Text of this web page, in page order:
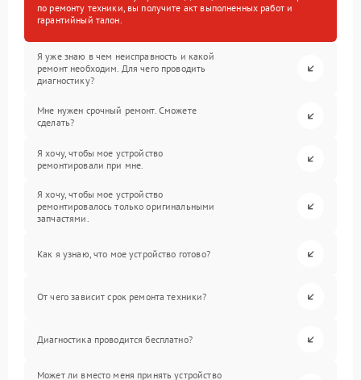
по ремонту техники, вы получите акт выполненных работ и
гарантийный талон.
Я уже знаю в чем неисправность и какой
ремонт необходим. Для чего проводить
диагностику?
Мне нужен срочный ремонт. Сможете
сделать?
Я хочу, чтобы мое устройство
ремонтировали при мне.
Я хочу, чтобы мое устройство
ремонтировалось только оригинальными
запчастями.
Как я узнаю, что мое устройство готово?
От чего зависит срок ремонта техники?
Диагностика проводится бесплатно?
Может ли вместо меня принять устройство